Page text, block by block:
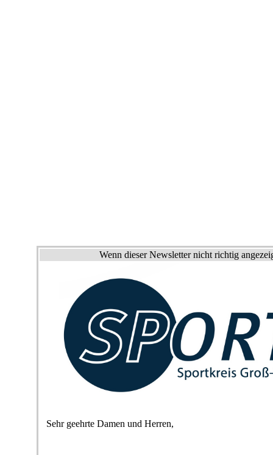
Wenn dieser Newsletter nicht richtig
Sehr geehrte Damen und Herren,